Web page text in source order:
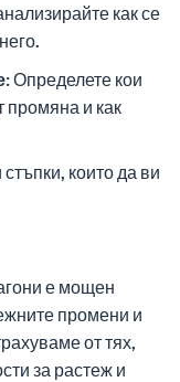
как се
Определете кои
промяна и как
които да ви
е мощен
промени и
от тях,
за растеж и